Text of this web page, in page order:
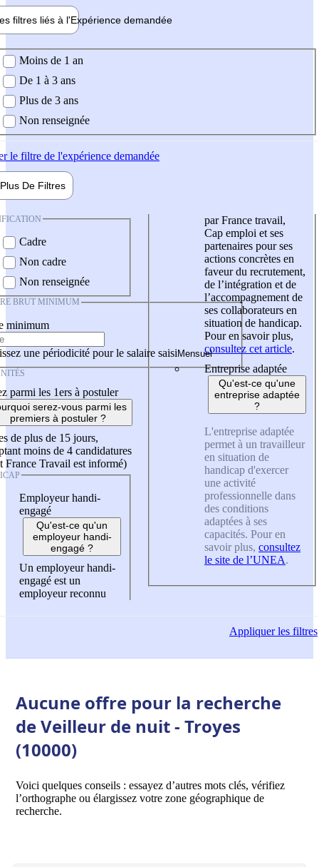
filtres liés à l'Expérience demandée
demandée
Moins de 1 an
De 1 à 3 ans
Plus de 3 ans
Non renseignée
le filtre de l'expérience demandée
Plus De Filtres
Cadre
Non cadre
Non renseignée
BRUT MINIMUM
minimum
une périodicité pour le salaire saisi
parmi les 1ers à postuler
serez-vous parmi les
premiers à postuler ?
de plus de 15 jours,
moins de 4 candidatures
France Travail est informé)
Employeur handi-
engagé
Qu'est-ce qu'un
employeur handi-
engagé ?
Un employeur handi-
engagé est un
employeur reconnu
par France travail,
Cap emploi et ses
partenaires pour ses
actions concrètes en
faveur du recrutement,
de l’intégration et de
l’accompagnement de
ses collaborateurs en
situation de handicap.
Pour en savoir plus,
consultez cet article.
Entreprise adaptée
Qu'est-ce qu'une
entreprise adaptée
?
L'entreprise adaptée
permet à un travailleur
en situation de
handicap d'exercer
une activité
professionnelle dans
des conditions
adaptées à ses
capacités. Pour en
savoir plus, consultez
le site de l’UNEA.
Appliquerles filtres
Aucune offre pour la recherche
de Veilleur de nuit - Troyes
(10000)
Voici quelques conseils : essayez d’autres mots clés, vérifiez
l’orthographe ou élargissez votre zone géographique de
recherche.